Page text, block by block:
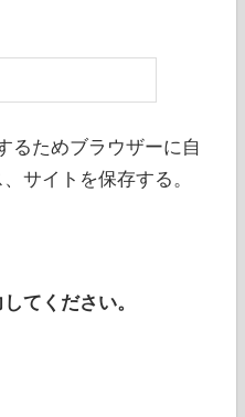
るためブラウザーに自
サイトを保存する。
てください。